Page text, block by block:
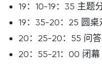
19：10-19：35 主题
19：35-20：25 圆桌
20：25-20：55 问
20：55-21：00 闭幕